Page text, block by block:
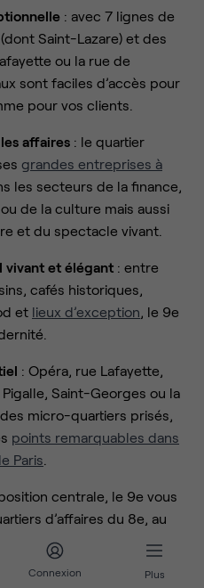
Connexion Plus
: avec 7 lignes de
Saint-Lazare) et des
ou la rue de
sont faciles d’accès pour
pour vos clients.
affaires : le quartier
grandes entreprises à
les secteurs de la finance,
de la culture mais aussi
et du spectacle vivant.
vivant et élégant : entre
cafés historiques,
et lieux d’exception , le 9e
: Opéra, rue Lafayette,
Saint-Georges ou la
micro-quartiers prisés,
points remarquables dans
Paris
centrale, le 9e vous
d’affaires du 8e, au
la Gare du Nord. C’est l’un
recherchés pour
louer des